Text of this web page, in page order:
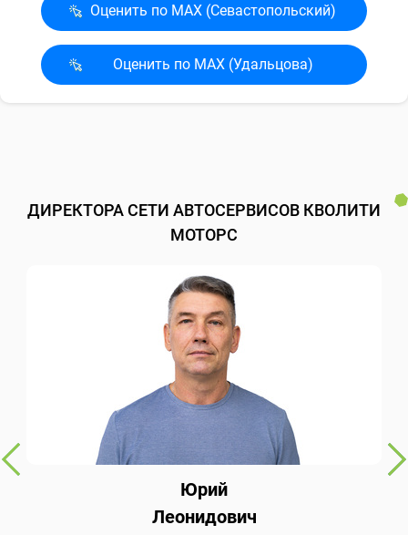
Оценить по MAX (Севасто­польский)
Оценить по MAX (Удальцова)
ДИРЕКТОРА СЕТИ АВТОСЕРВИСОВ КВОЛИТИ
МОТОРС
Юрий
Леонидович